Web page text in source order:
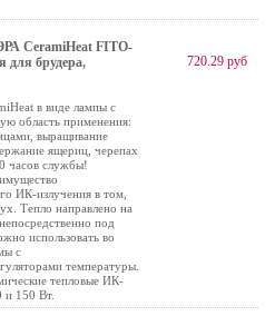
CeramiHeat FITO-
для брудера,
в виде лампы с
область применения:
выращивание
ящериц, черепах
часов службы!
ИК-излучения в том,
Тепло направлено на
под
использовать во
с
температуры.
тепловые ИК-
и 150 Вт.
720.29 руб